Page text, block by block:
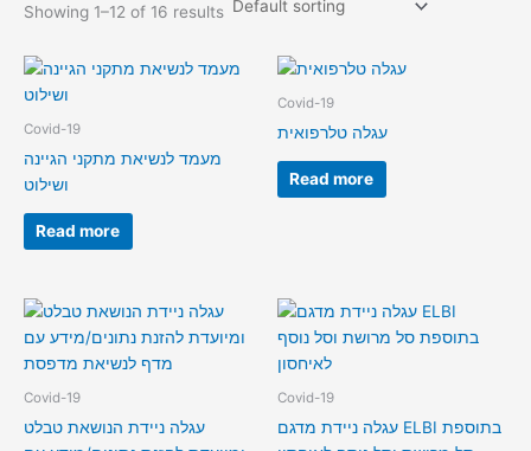
Showing 1–12 of 16 results
Covid-19
מעמד לנשיאת מתקני הגיינה
ושילוט
Read more
Covid-19
עגלה טלרפואית
Read more
Covid-19
עגלה ניידת הנושאת טבלט
Covid-19
עגלה ניידת מדגם ELBI בתוספת